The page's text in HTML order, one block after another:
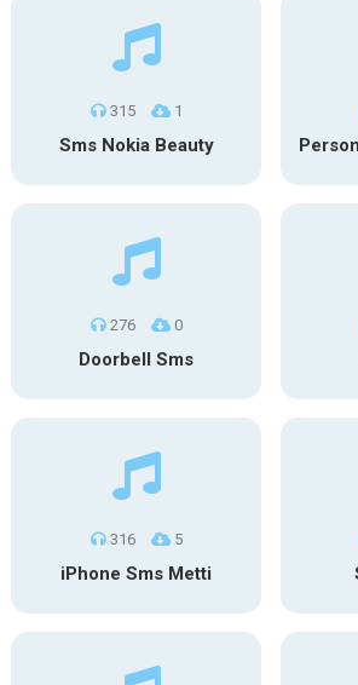
315 1
Sms Nokia Beauty
276 0
Doorbell Sms
316 5
iPhone Sms Metti